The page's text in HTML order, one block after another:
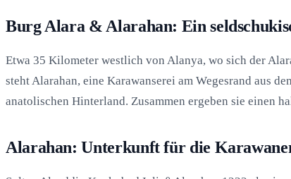
Burg Alara & Alarahan: Ein
Etwa 35 Kilometer westlich von Alanya, wo sich der
steht Alarahan, eine Karawanserei am Wegesrand aus
anatolischen Hinterland. Zusammen ergeben sie einen
Alarahan: Unterkunft für die